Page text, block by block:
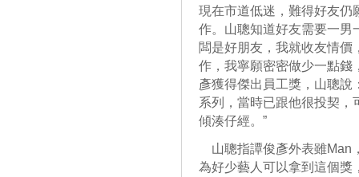
現在市道低迷，難得好友仍
作。山聰知道好友需要一男
闆是好朋友，我就收友情價
作，我寧願密密做少一點錢
彥獲得傑出員工獎，山聰說
系列，當時已跟他很投契，
傾湊仔經。”
山聰指譚俊彥外表雖Man
為好少藝人可以拿到這個獎